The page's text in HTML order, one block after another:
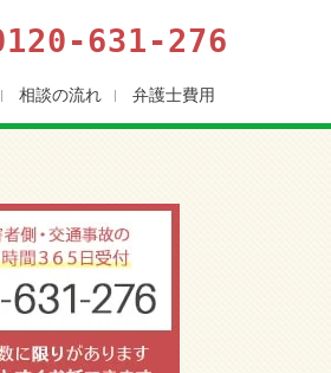
631-276
相談の流れ 弁護士費用